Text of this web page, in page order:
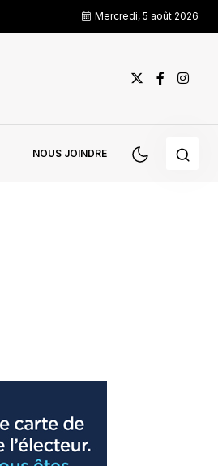
Mercredi, 5 août 2026
NOUS JOINDRE